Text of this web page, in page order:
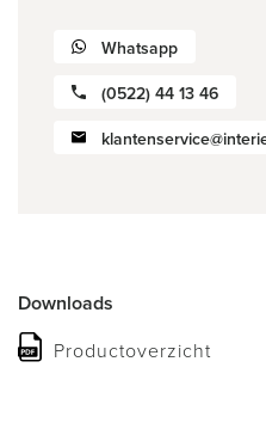
Whatsapp
(0522) 44 13 46
Downloads
Productoverzicht